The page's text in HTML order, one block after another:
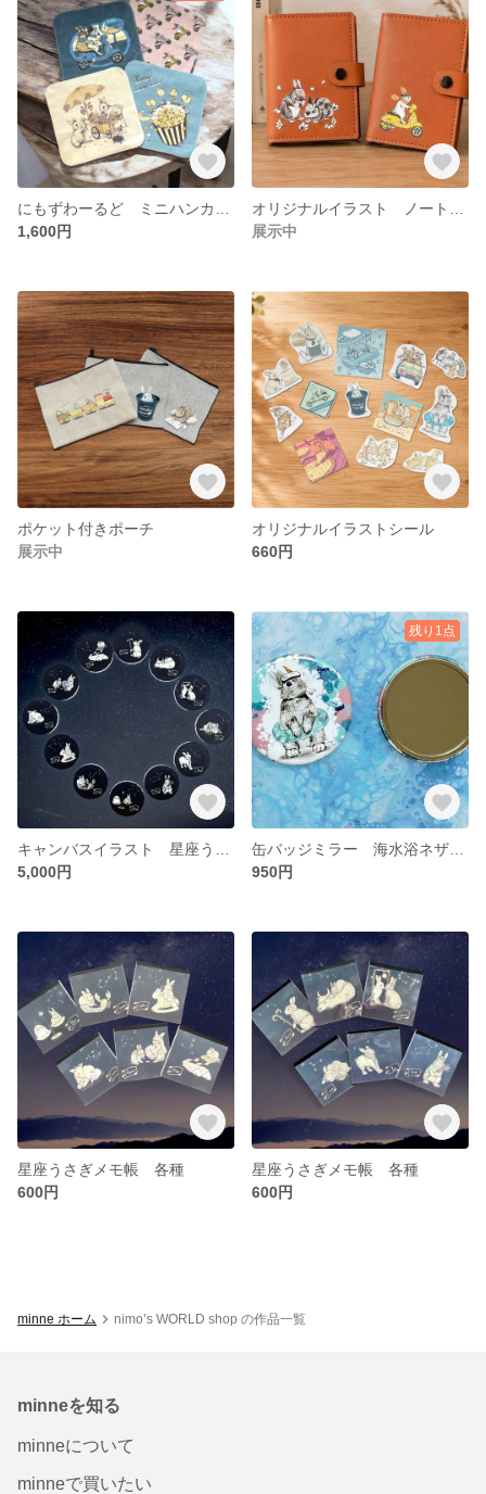
1,600円
展示中
ポケット付きポーチ
展示中
オリジナルイラストシール
660円
5,000円
残り1点
950円
星座うさぎメモ帳 各種
600円
星座うさぎメモ帳 各種
600円
minne ホーム nimo’s WORLD shop の作品一覧
minneを知る
minneについて
minneで買いたい